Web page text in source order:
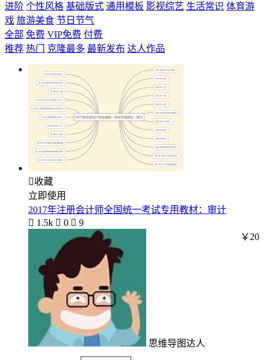
进阶 个性风格 基础版式 通用模板 影视综艺 生活常识 体育游
戏 旅游美食 节日节气
全部 免费 VIP免费 付费
推荐 热门 克隆最多 最新发布 达人作品
收藏
立即使用
2017年注册会计师全国统一考试专用教材：审计
 1.5k  0  9
思维导图达人
￥20